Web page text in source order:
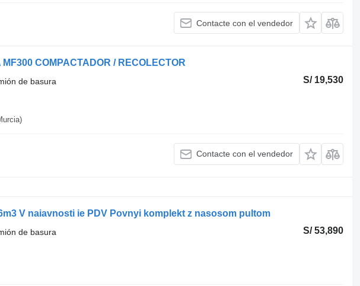
Contacte con el vendedor
COMPACTADOR / RECOLECTOR
S/ 19,530
de basura
Contacte con el vendedor
V naiavnosti ie PDV Povnyi komplekt z nasosom pultom
S/ 53,890
de basura